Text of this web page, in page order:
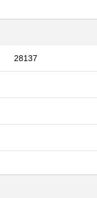
28137